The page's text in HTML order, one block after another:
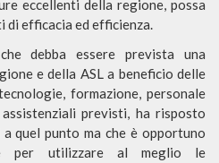
eccellenti della regione, possa
di efficacia ed efficienza.
debba essere prevista una
e della ASL a beneficio delle
formazione, personale
previsti, ha risposto
quel punto ma che è opportuno
per utilizzare al meglio le